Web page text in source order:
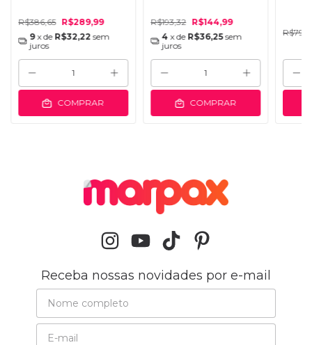
R$386,65
R$289,99
9 x de R$32,22 sem
juros
COMPRAR
R$193,32 R$144,99
4 x de R$36,25 sem
juros
COMPRAR
Receba nossas novidades por e-mail